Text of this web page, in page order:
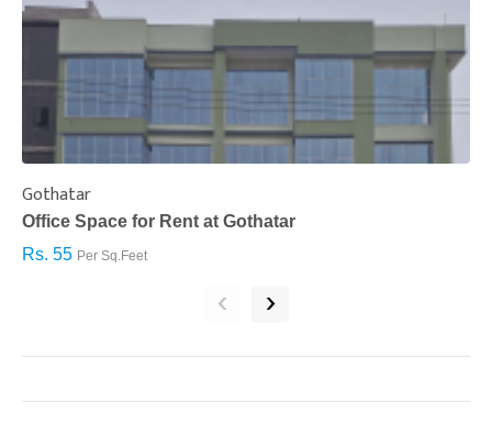
Gothatar
Office Space for Rent at Gothatar
Rs. 55 Per Sq.Feet
‹ ›